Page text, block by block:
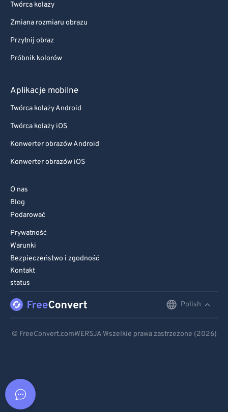
Twórca kolaży
Zmiana rozmiaru obrazu
Przytnij obraz
Próbnik kolorów
Aplikacje mobilne
Twórca kolaży Android
Twórca kolaży iOS
Konwerter obrazów Android
Konwerter obrazów iOS
O nas
Blog
Podarować
Prywatność
Warunki
Bezpieczeństwo i zgodność
Kontakt
status
Polish
© FreeConvert.comWERSJA Wszelkie prawa zastrzeżone (2026)